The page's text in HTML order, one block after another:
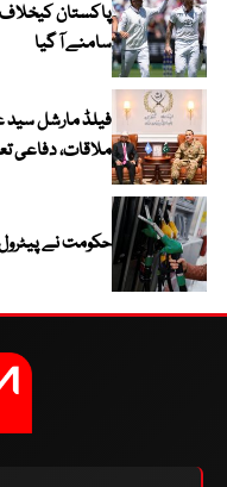
سامنے آ گیا
فیلڈ مارشل سید
ملاقات، دفاعی
حکومت نے